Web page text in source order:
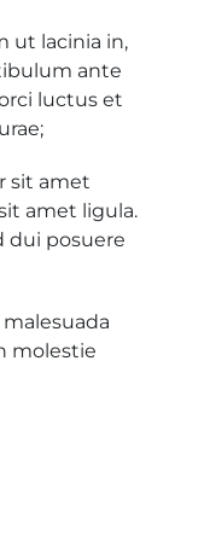
ut lacinia in,
ante
luctus et
sit amet
amet ligula.
dui posuere
molestie